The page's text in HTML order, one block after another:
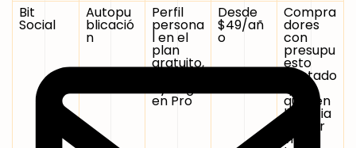
Bit
Social
Autopu
blicació
n
Perfil
persona
l en el
plan
gratuito,
en Pro
Desde
$49/añ
o
Compra
dores
con
presupu
esto
ajustado
quieren
licencia
de por
vida y